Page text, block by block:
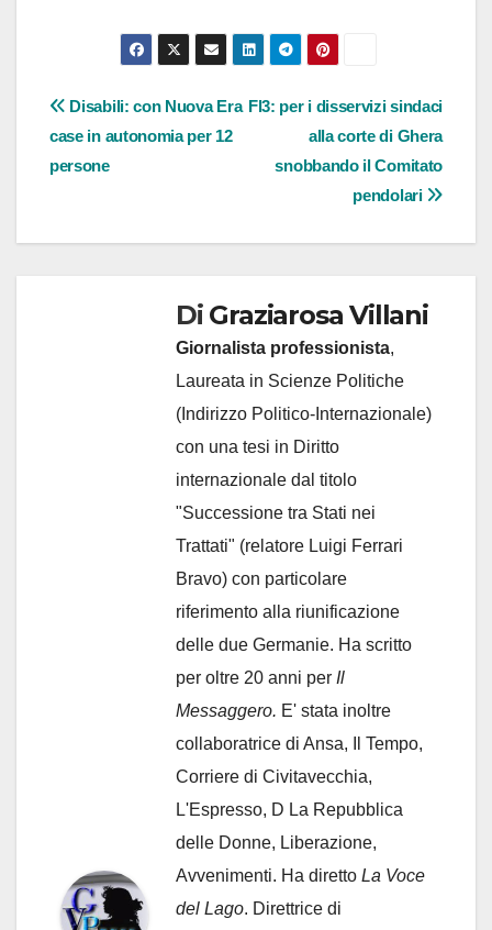
Navigazione
articoli
Fl3: per i disservizi sindaci
alla corte di Ghera
snobbando il Comitato
pendolari
Disabili: con Nuova Era
case in autonomia per 12
persone
Di Graziarosa Villani
Giornalista professionista,
Laureata in Scienze Politiche
(Indirizzo Politico-Internazionale)
con una tesi in Diritto
internazionale dal titolo
"Successione tra Stati nei
Trattati" (relatore Luigi Ferrari
Bravo) con particolare
riferimento alla riunificazione
delle due Germanie. Ha scritto
per oltre 20 anni per Il
Messaggero. E' stata inoltre
collaboratrice di Ansa, Il Tempo,
Corriere di Civitavecchia,
L'Espresso, D La Repubblica
delle Donne, Liberazione,
Avvenimenti. Ha diretto La Voce
del Lago. Direttrice di